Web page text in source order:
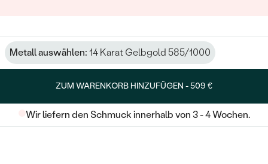
Metall auswählen: 14 Karat Gelbgold 585/1000
ZUM WARENKORB HINZUFÜGEN -509 €
Wir liefern den Schmuck innerhalb von 3 - 4 Wochen.